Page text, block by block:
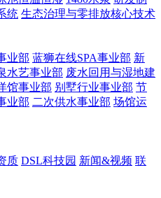
统 生态治理与零排放核心技术
业部 蓝狮在线SPA事业部 新
水艺事业部 废水回用与湿地建
馆事业部 别墅行业事业部 节
业部 二次供水事业部 场馆运
质 DSL科技园 新闻&视频 联